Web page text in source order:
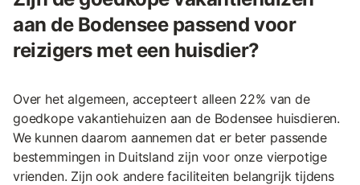
aan de Bodensee passend voor
reizigers met een huisdier?
Over het algemeen, accepteert alleen 22% van de
goedkope vakantiehuizen aan de Bodensee huisdieren.
We kunnen daarom aannemen dat er beter passende
bestemmingen in Duitsland zijn voor onze vierpotige
vrienden. Zijn ook andere faciliteiten belangrijk tijdens